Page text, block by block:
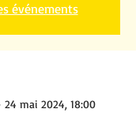
événements
mai 2024, 18:00